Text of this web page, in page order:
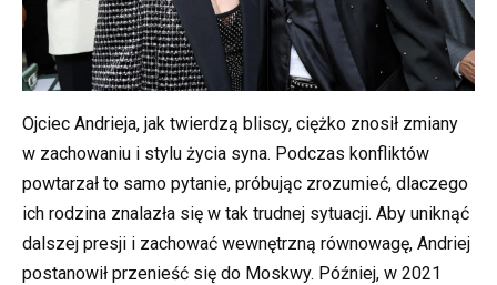
Ojciec Andrieja, jak twierdzą bliscy, ciężko znosił zmiany
w zachowaniu i stylu życia syna. Podczas konfliktów
powtarzał to samo pytanie, próbując zrozumieć, dlaczego
ich rodzina znalazła się w tak trudnej sytuacji. Aby uniknąć
dalszej presji i zachować wewnętrzną równowagę, Andriej
postanowił przenieść się do Moskwy. Później, w 2021